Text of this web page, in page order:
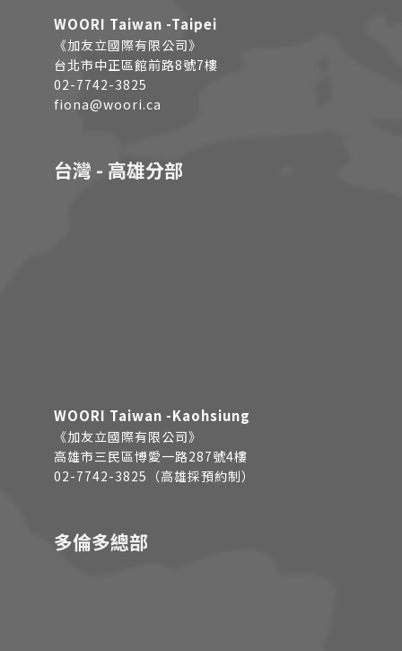
WOORI Taiwan -Taipei
《加友立國際有限公司》
台北市中正區館前路8號7樓
02-7742-3825
fiona@woori.ca
台灣 - 高雄分部
WOORI Taiwan -Kaohsiung
《加友立國際有限公司》
高雄市三民區博愛一路287號4樓
02-7742-3825（高雄採預約制）
多倫多總部